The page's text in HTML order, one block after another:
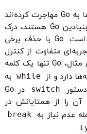
برای توسعه‌دهندگانی که از سایر زبان‌ها به Go مهاجرت کرده‌اند
یا کسانی که به دنبال تسلط بر اصول بنیادین Go هستند، درک
صحیح و کامل این ساختارها حیاتی است. Go با حذف برخی
متفاوت از کنترل
جریان برنامه را ارائه می‌دهد. به عنوان مثال، Go تنها یک کلمه
دارد و از while به
switch
در Go
را از همتایانش در
عدم نیاز به
break
.